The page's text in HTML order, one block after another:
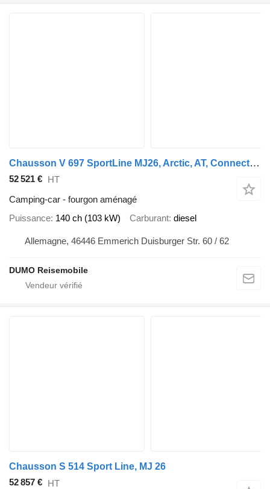
Chausson V 697 SportLine MJ26, Arctic, AT, Connect, Zube
52 521 €
HT
Camping-car - fourgon aménagé
Puissance 140 ch (103 kW) Carburant diesel
Allemagne, 46446 Emmerich Duisburger Str. 60 / 62
DUMO Reisemobile
Chausson S 514 Sport Line, MJ 26
52 857 € HT